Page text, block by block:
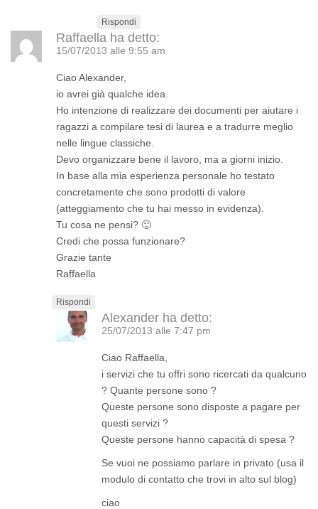
Rispondi
Raffaella ha detto:
15/07/2013 alle 9:55 am
Ciao Alexander,
io avrei già qualche idea.
Ho intenzione di realizzare dei documenti per aiutare i
ragazzi a compilare tesi di laurea e a tradurre meglio
nelle lingue classiche.
Devo organizzare bene il lavoro, ma a giorni inizio.
In base alla mia esperienza personale ho testato
concretamente che sono prodotti di valore
(atteggiamento che tu hai messo in evidenza).
Tu cosa ne pensi? 🙂
Credi che possa funzionare?
Grazie tante
Raffaella
Rispondi
Alexander ha detto:
25/07/2013 alle 7:47 pm
Ciao Raffaella,
i servizi che tu offri sono ricercati da qualcuno
? Quante persone sono ?
Queste persone sono disposte a pagare per
questi servizi ?
Queste persone hanno capacità di spesa ?
Se vuoi ne possiamo parlare in privato (usa il
modulo di contatto che trovi in alto sul blog)
ciao